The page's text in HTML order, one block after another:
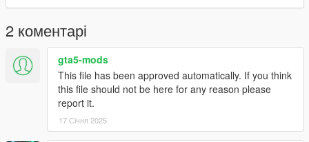
2 коментарі
gta5-mods
This file has been approved automatically. If you think
this file should not be here for any reason please
report it.
17 Січня 2025